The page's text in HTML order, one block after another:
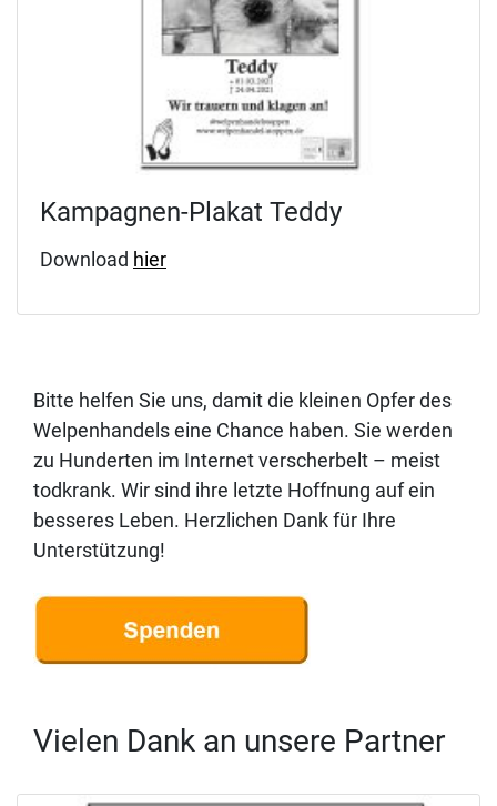
Kampagnen-Plakat Teddy
Download hier
Bitte helfen Sie uns, damit die kleinen Opfer des
Welpenhandels eine Chance haben. Sie werden
zu Hunderten im Internet verscherbelt – meist
todkrank. Wir sind ihre letzte Hoffnung auf ein
besseres Leben. Herzlichen Dank für Ihre
Unterstützung!
Vielen Dank an unsere Partner